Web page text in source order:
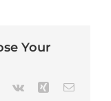
Your
Pinterest
Vk XingEmail